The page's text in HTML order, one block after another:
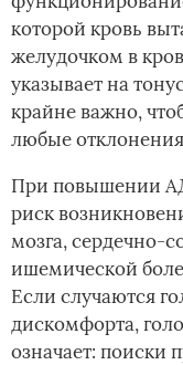
которой кровь
желудочком в
указывает на
крайне важно,
любые
При повышении
риск
мозга, сердечно-
ишемической
Если случаются
дискомфорта,
означает: поиски